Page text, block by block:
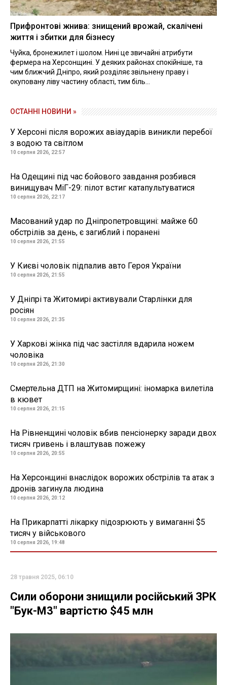
Прифронтові жнива: знищений врожай, скалічені
життя і збитки для бізнесу
Чуйка, бронежилет і шолом. Нині це звичайні атрибути
фермера на Херсонщині. У деяких районах спокійніше, та
чим ближчий Дніпро, який розділяє звільнену праву і
окуповану ліву частину області, тим біль...
ОСТАННІ НОВИНИ »
У Херсоні після ворожих авіаударів виникли перебої
з водою та світлом
10 серпня 2026, 22:57
На Одещині під час бойового завдання розбився
винищувач МіГ-29: пілот встиг катапультуватися
10 серпня 2026, 22:17
Масований удар по Дніпропетровщині: майже 60
обстрілів за день, є загиблий і поранені
10 серпня 2026, 21:55
У Києві чоловік підпалив авто Героя України
10 серпня 2026, 21:55
У Дніпрі та Житомирі активували Старлінки для
росіян
10 серпня 2026, 21:35
У Харкові жінка під час застілля вдарила ножем
чоловіка
10 серпня 2026, 21:30
Смертельна ДТП на Житомирщині: іномарка вилетіла
в кювет
10 серпня 2026, 21:15
На Рівненщині чоловік вбив пенсіонерку заради двох
тисяч гривень і влаштував пожежу
10 серпня 2026, 20:55
На Херсонщині внаслідок ворожих обстрілів та атак з
дронів загинула людина
10 серпня 2026, 20:12
На Прикарпатті лікарку підозрюють у вимаганні $5
тисяч у військового
10 серпня 2026, 19:48
28 травня 2025, 06:10
Сили оборони знищили російський ЗРК
"Бук-М3" вартістю $45 млн